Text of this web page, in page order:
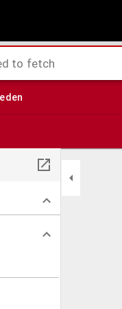
M. L. ex Ecclesiastias
to fetch